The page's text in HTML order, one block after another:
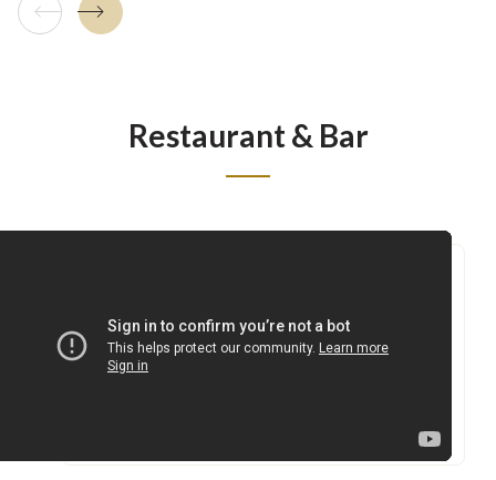
Tuile précédente
Tuile suivante
Restaurant & Bar